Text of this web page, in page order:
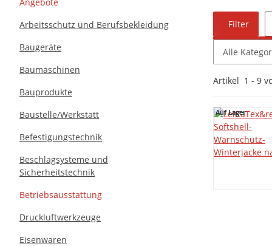
Filter
Alle
Artikel 1 - 9
Auf Lager
Auf Lager
Arbeitsschutz und Berufsbekleidung
Baugeräte
Baumaschinen
Bauprodukte
Baustelle/Werkstatt
Befestigungstechnik
Beschlagsysteme und
Sicherheitstechnik
Betriebsausstattung
Druckluftwerkzeuge
Eisenwaren